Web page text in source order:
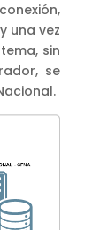
una vez
sin
se